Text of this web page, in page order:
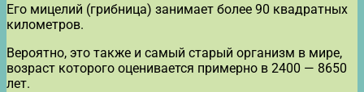
Его мицелий (грибница) занимает более 90 квадратных
километров.
Вероятно, это также и самый старый организм в мире,
возраст которого оценивается примерно в 2400 — 8650
лет.